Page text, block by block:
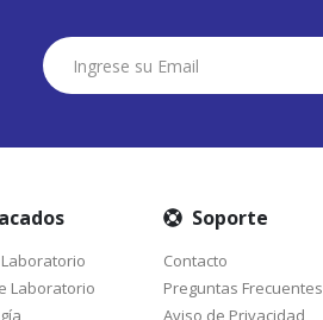
Suscríbase
a
Nuestro
Laboratorio
Soporte
Contacto
Preguntas Frecuentes